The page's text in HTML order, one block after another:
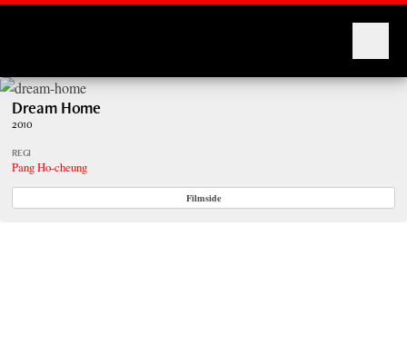
Dream Home
2010
REGI
Pang Ho-cheung
Filmside